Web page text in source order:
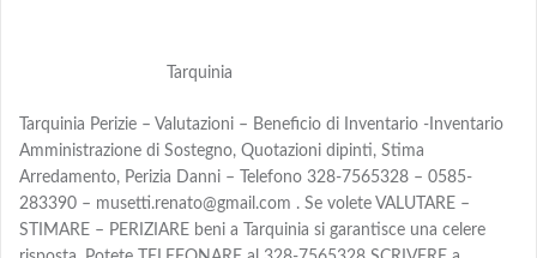
Tarquinia
Tarquinia Perizie – Valutazioni – Beneficio di Inventario -Inventario
Amministrazione di Sostegno, Quotazioni dipinti, Stima
Arredamento, Perizia Danni – Telefono 328-7565328 – 0585-
283390 – musetti.renato@gmail.com . Se volete VALUTARE –
STIMARE – PERIZIARE beni a Tarquinia si garantisce una celere